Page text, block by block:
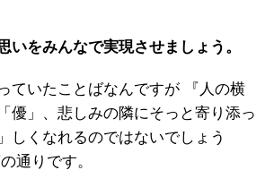
いをみんなで実現させましょう。
ていたことばなんですが 『人の横
優」、悲しみの隣にそっと寄り添っ
しくなれるのではないでしょう
通りです。